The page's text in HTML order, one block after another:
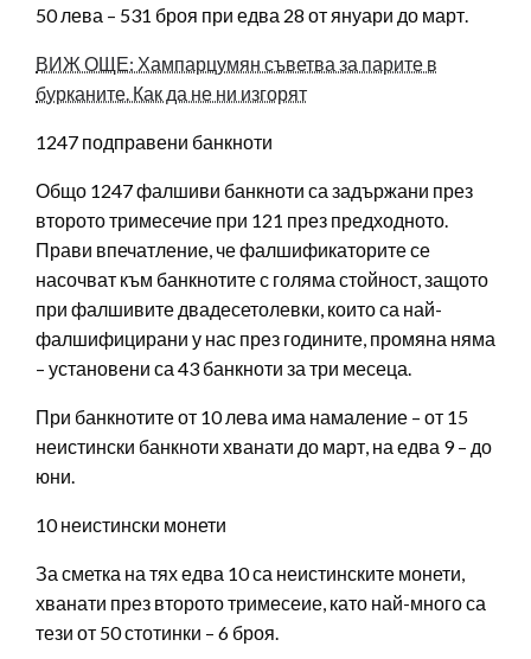
50 лева – 531 броя при едва 28 от януари до март.
ВИЖ ОЩЕ: Хампарцумян съветва за парите в
бурканите. Как да не ни изгорят
1247 подправени банкноти
Общо 1247 фалшиви банкноти са задържани през
второто тримесечие при 121 през предходното.
Прави впечатление, че фалшификаторите се
насочват към банкнотите с голяма стойност, защото
при фалшивите двадесетолевки, които са най-
фалшифицирани у нас през годините, промяна няма
– установени са 43 банкноти за три месеца.
При банкнотите от 10 лева има намаление – от 15
неистински банкноти хванати до март, на едва 9 – до
юни.
10 неистински монети
За сметка на тях едва 10 са неистинските монети,
хванати през второто тримесеие, като най-много са
тези от 50 стотинки – 6 броя.